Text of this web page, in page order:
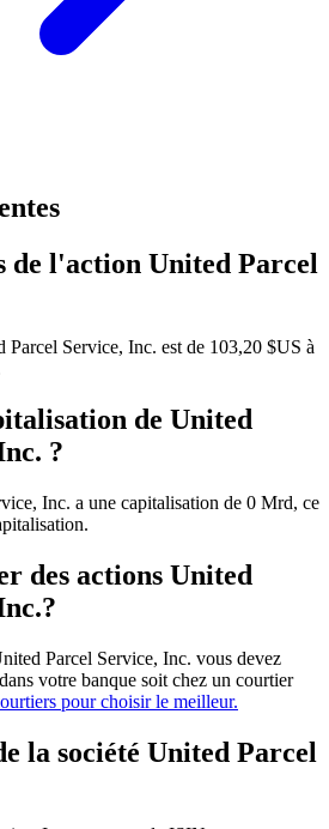
de l'action United Parcel
Service, Inc. est de 103,20 $US à
de United
?
Inc. a une capitalisation de 0 Mrd, ce
des actions United
Parcel Service, Inc. vous devez
votre banque soit chez un courtier
pour choisir le meilleur.
la société United Parcel